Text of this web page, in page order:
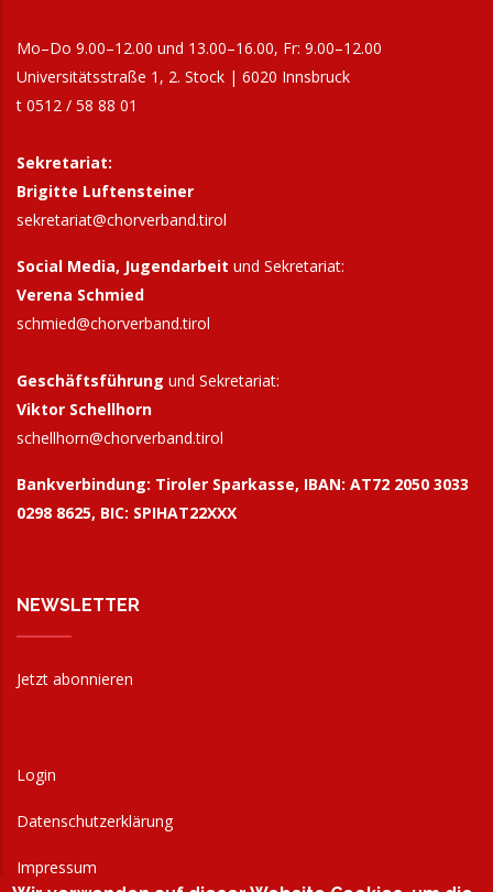
Mo–Do 9.00–12.00 und 13.00–16.00, Fr: 9.00–12.00
Universitätsstraße 1, 2. Stock | 6020 Innsbruck
t 0512 / 58 88 01
Sekretariat:
Brigitte Luftensteiner
sekretariat@chorverband.tirol
Social Media, Jugendarbeit und Sekretariat:
Verena Schmied
schmied@chorverband.tirol
Geschäftsführung und Sekretariat:
Viktor Schellhorn
schellhorn@chorverband.tirol
Bankverbindung: Tiroler Sparkasse, IBAN: AT72 2050 3033
0298 8625, BIC: SPIHAT22XXX
NEWSLETTER
Jetzt abonnieren
Login
Datenschutzerklärung
Impressum